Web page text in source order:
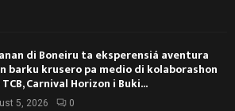
di Boneiru ta eksperensiá aventura
barku krusero pa medio di kolaborashon
Carnival Horizon i Buki...
5, 2026 0